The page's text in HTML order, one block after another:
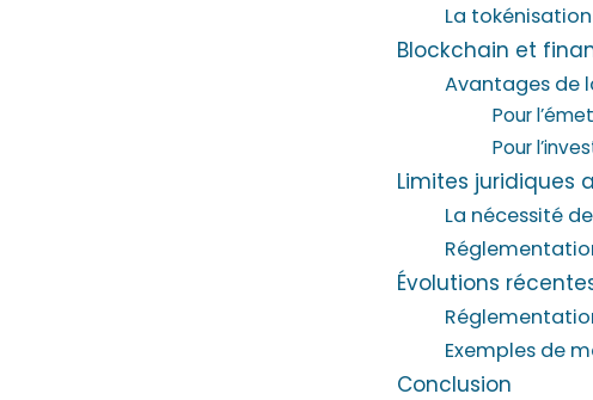
La
Blockchain et
Avantages de
Pour
Pour
Limites juridiques
La nécessité
Évolutions
Exemples de
Conclusion